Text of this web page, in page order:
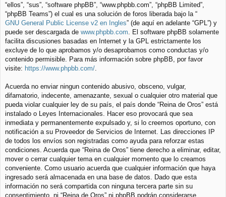
“ellos”, “sus”, “software phpBB”, “www.phpbb.com”, “phpBB Limited”,
“phpBB Teams”) el cual es una solución de foros liberada bajo la “
GNU General Public License v2 en Ingles” (de aquí en adelante “GPL”) y
puede ser descargada de www.phpbb.com . El software phpBB solamente
facilita discusiones basadas en Internet y la GPL estrictamente los
excluye de lo que aprobamos y/o desaprobamos como conductas y/o
contenido permisible. Para más información sobre phpBB, por favor
visite: https://www.phpbb.com/
Acuerda no enviar ningun contenido abusivo, obsceno, vulgar,
difamatorio, indecente, amenazante, sexual o cualquier otro material que
pueda violar cualquier ley de su país, el país donde “Reina de Oros” está
instalado o Leyes Internacionales. Hacer eso provocará que sea
inmediata y permanentemente expulsado y, si lo creemos oportuno, con
notificación a su Proveedor de Servicios de Internet. Las direcciones IP
de todos los envíos son registradas como ayuda para reforzar estas
condiciones. Acuerda que “Reina de Oros” tiene derecho a eliminar, editar,
mover o cerrar cualquier tema en cualquier momento que lo creamos
conveniente. Como usuario acuerda que cualquier información que haya
ingresado será almacenada en una base de datos. Dado que esta
información no será compartida con ninguna tercera parte sin su
consentimiento, ni “Reina de Oros” ni phpBB podrán considerarse